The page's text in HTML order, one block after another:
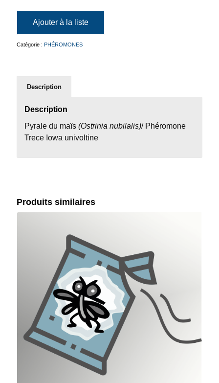
Ajouter à la liste
Catégorie : PHÉROMONES
Description
Description
Pyrale du maïs (Ostrinia nubilalis)/ Phéromone
Trece Iowa univoltine
Produits similaires